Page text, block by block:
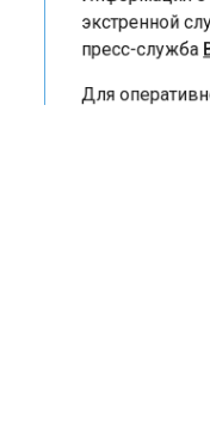
экстренной
пресс-служба
Для